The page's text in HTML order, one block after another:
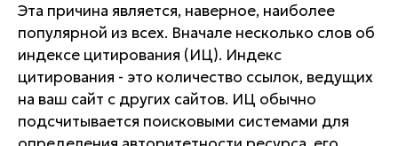
Эта причина является, наверное, наиболее
популярной из всех. Вначале несколько слов об
индексе цитирования (ИЦ). Индекс
цитирования - это количество ссылок, ведущих
на ваш сайт с других сайтов. ИЦ обычно
подсчитывается поисковыми системами для